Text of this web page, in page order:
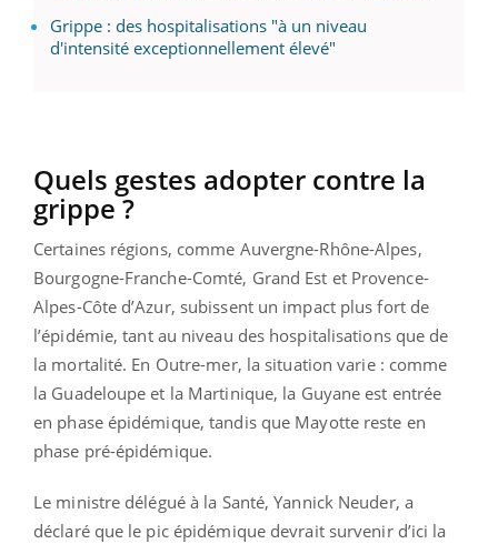
Grippe : des hospitalisations "à un niveau
d'intensité exceptionnellement élevé"
Quels gestes adopter contre la
grippe ?
Certaines régions, comme Auvergne-Rhône-Alpes,
Bourgogne-Franche-Comté, Grand Est et Provence-
Alpes-Côte d’Azur, subissent un impact plus fort de
l’épidémie, tant au niveau des hospitalisations que de
la mortalité. En Outre-mer, la situation varie : comme
la Guadeloupe et la Martinique, la Guyane est entrée
en phase épidémique, tandis que Mayotte reste en
phase pré-épidémique.
Le ministre délégué à la Santé, Yannick Neuder, a
déclaré que le pic épidémique devrait survenir d’ici la